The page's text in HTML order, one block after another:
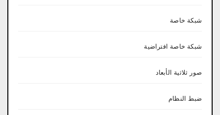
شبكة خاصة
شبكة خاصة افتراضية
صور ثلاثية الأبعاد
ضبط النظام